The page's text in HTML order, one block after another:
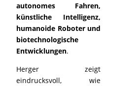
autonomes Fahren,
künstliche Intelligenz,
humanoide Roboter und
biotechnologische
Entwicklungen.
Herger zeigt
eindrucksvoll, wie